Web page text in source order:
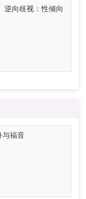
向歧视：性倾向
福音